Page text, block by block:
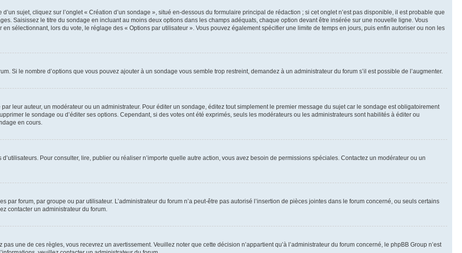
sujet, cliquez sur l’onglet « Création d’un sondage », situé en-dessous du formulaire principal de rédaction ; si cet onglet n’est pas disponible, il est probable que
Saisissez le titre du sondage en incluant au moins deux options dans les champs adéquats, chaque option devant être insérée sur une nouvelle ligne. Vous
sélectionnant, lors du vote, le réglage des « Options par utilisateur ». Vous pouvez également spécifier une limite de temps en jours, puis enfin autoriser ou non les
Si le nombre d’options que vous pouvez ajouter à un sondage vous semble trop restreint, demandez à un administrateur du forum s’il est possible de l’augmenter.
leur auteur, un modérateur ou un administrateur. Pour éditer un sondage, éditez tout simplement le premier message du sujet car le sondage est obligatoirement
le sondage ou d’éditer ses options. Cependant, si des votes ont été exprimés, seuls les modérateurs ou les administrateurs sont habilités à éditer ou
en cours.
Pour consulter, lire, publier ou réaliser n’importe quelle autre action, vous avez besoin de permissions spéciales. Contactez un modérateur ou un
par forum, par groupe ou par utilisateur. L’administrateur du forum n’a peut-être pas autorisé l’insertion de pièces jointes dans le forum concerné, ou seuls certains
contacter un administrateur du forum.
une de ces règles, vous recevrez un avertissement. Veuillez noter que cette décision n’appartient qu’à l’administrateur du forum concerné, le phpBB Group n’est